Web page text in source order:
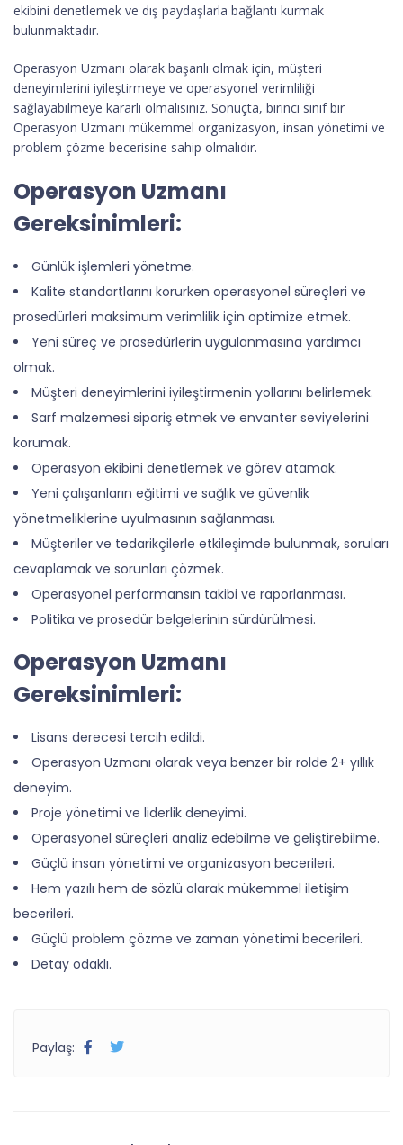
ekibini denetlemek ve dış paydaşlarla bağlantı kurmak
bulunmaktadır.
Operasyon Uzmanı olarak başarılı olmak için, müşteri
deneyimlerini iyileştirmeye ve operasyonel verimliliği
sağlayabilmeye kararlı olmalısınız. Sonuçta, birinci sınıf bir
Operasyon Uzmanı mükemmel organizasyon, insan yönetimi ve
problem çözme becerisine sahip olmalıdır.
Operasyon Uzmanı
Gereksinimleri:
Günlük işlemleri yönetme.
Kalite standartlarını korurken operasyonel süreçleri ve
prosedürleri maksimum verimlilik için optimize etmek.
Yeni süreç ve prosedürlerin uygulanmasına yardımcı
olmak.
Müşteri deneyimlerini iyileştirmenin yollarını belirlemek.
Sarf malzemesi sipariş etmek ve envanter seviyelerini
korumak.
Operasyon ekibini denetlemek ve görev atamak.
Yeni çalışanların eğitimi ve sağlık ve güvenlik
yönetmeliklerine uyulmasının sağlanması.
Müşteriler ve tedarikçilerle etkileşimde bulunmak, soruları
cevaplamak ve sorunları çözmek.
Operasyonel performansın takibi ve raporlanması.
Politika ve prosedür belgelerinin sürdürülmesi.
Operasyon Uzmanı
Gereksinimleri:
Lisans derecesi tercih edildi.
Operasyon Uzmanı olarak veya benzer bir rolde 2+ yıllık
deneyim.
Proje yönetimi ve liderlik deneyimi.
Operasyonel süreçleri analiz edebilme ve geliştirebilme.
Güçlü insan yönetimi ve organizasyon becerileri.
Hem yazılı hem de sözlü olarak mükemmel iletişim
becerileri.
Güçlü problem çözme ve zaman yönetimi becerileri.
Detay odaklı.
Paylaş: